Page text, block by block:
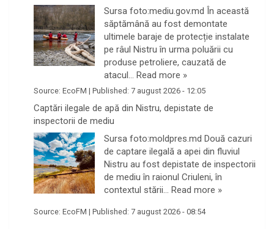
Sursa foto:mediu.gov.md În această
săptămână au fost demontate
ultimele baraje de protecție instalate
pe râul Nistru în urma poluării cu
produse petroliere, cauzată de
atacul… Read more »
Source: EcoFM | Published: 7 august 2026 - 12:05
Captări ilegale de apă din Nistru, depistate de
inspectorii de mediu
Sursa foto:moldpres.md Două cazuri
de captare ilegală a apei din fluviul
Nistru au fost depistate de inspectorii
de mediu în raionul Criuleni, în
contextul stării… Read more »
Source: EcoFM | Published: 7 august 2026 - 08:54